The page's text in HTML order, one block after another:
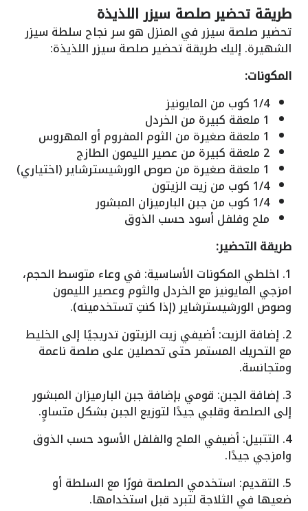
طريقة تحضير صلصة سيزر اللذيذة
تحضير صلصة سيزر في المنزل هو سر نجاح سلطة سيزر
الشهيرة. إليك طريقة تحضير صلصة سيزر اللذيذة:
المكونات:
1/4 كوب من المايونيز
1 ملعقة كبيرة من الخردل
1 ملعقة صغيرة من الثوم المفروم أو المهروس
2 ملعقة كبيرة من عصير الليمون الطازج
1 ملعقة صغيرة من صوص الورشيسترشاير (اختياري)
1/4 كوب من زيت الزيتون
1/4 كوب من جبن البارميزان المبشور
ملح وفلفل أسود حسب الذوق
طريقة التحضير:
1. اخلطي المكونات الأساسية: في وعاء متوسط الحجم،
امزجي المايونيز مع الخردل والثوم وعصير الليمون
وصوص الورشيسترشاير (إذا كنتِ تستخدمينه).
2. إضافة الزيت: أضيفي زيت الزيتون تدريجيًا إلى الخليط
مع التحريك المستمر حتى تحصلين على صلصة ناعمة
ومتجانسة.
3. إضافة الجبن: قومي بإضافة جبن البارميزان المبشور
إلى الصلصة وقلبي جيدًا لتوزيع الجبن بشكل متساوٍ.
4. التتبيل: أضيفي الملح والفلفل الأسود حسب الذوق
وامزجي جيدًا.
5. التقديم: استخدمي الصلصة فورًا مع السلطة أو
ضعيها في الثلاجة لتبرد قبل استخدامها.